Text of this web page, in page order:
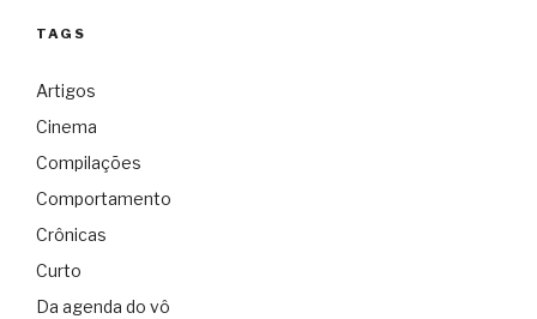
TAGS
Artigos
Cinema
Compilações
Comportamento
Crônicas
Curto
Da agenda do vô